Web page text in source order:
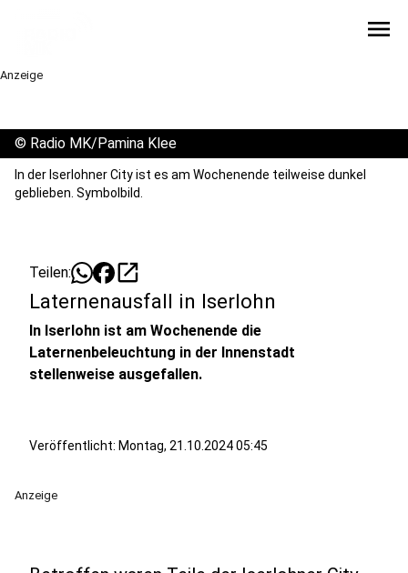
menu
Anzeige
© Radio MK/Pamina Klee
In der Iserlohner City ist es am Wochenende teilweise dunkel
geblieben. Symbolbild.
Teilen: open_in_new
Laternenausfall in Iserlohn
In Iserlohn ist am Wochenende die
Laternenbeleuchtung in der Innenstadt
stellenweise ausgefallen.
Veröffentlicht: Montag, 21.10.2024 05:45
Anzeige